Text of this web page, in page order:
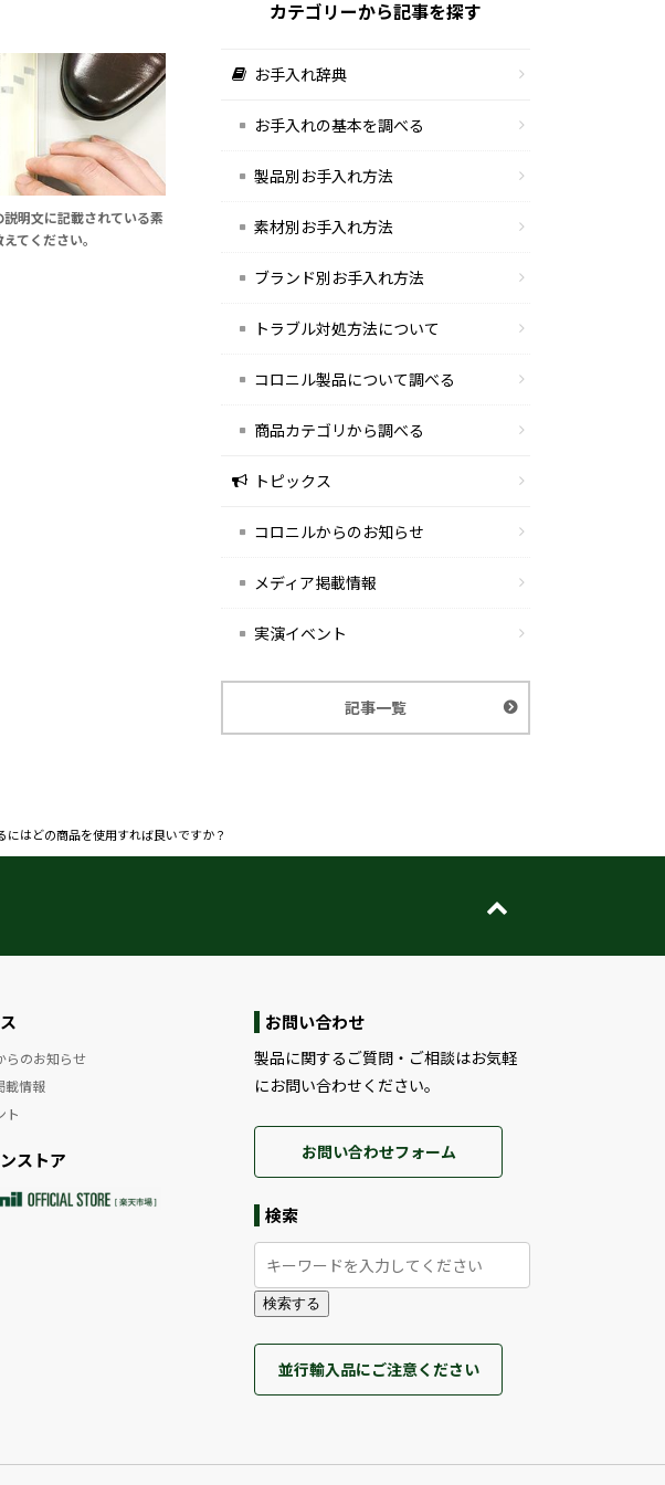
説明文に記載されている素
てください｡
カテゴリーから記事を探す
お手入れ辞典
お手入れの基本を調べる
製品別お手入れ方法
素材別お手入れ方法
ブランド別お手入れ方法
トラブル対処方法について
コロニル製品について調べる
商品カテゴリから調べる
トピックス
コロニルからのお知らせ
メディア掲載情報
実演イベント
記事一覧
はどの商品を使用すれば良いですか？
らのお知らせ
載情報
ト
ストア
お問い合わせ
製品に関するご質問・ご相談はお気軽
にお問い合わせください。
お問い合わせフォーム
検索
検索する
並行輸入品にご注意ください